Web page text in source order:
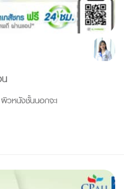
วหนังชั้นนอกจะเ